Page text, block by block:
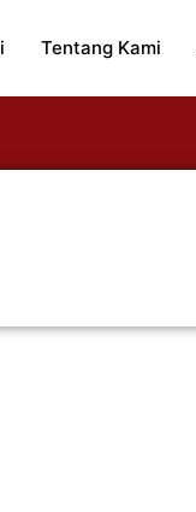
Tentang Kami